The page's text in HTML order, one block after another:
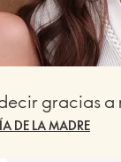
gracias a
DE LA MADRE